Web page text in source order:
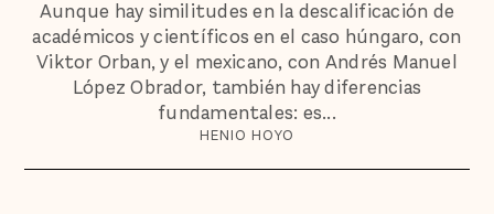
Aunque hay similitudes en la descalificación de
académicos y científicos en el caso húngaro, con
Viktor Orban, y el mexicano, con Andrés Manuel
López Obrador, también hay diferencias
fundamentales: es...
HENIO HOYO